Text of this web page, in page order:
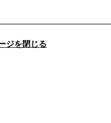
ジを閉じる